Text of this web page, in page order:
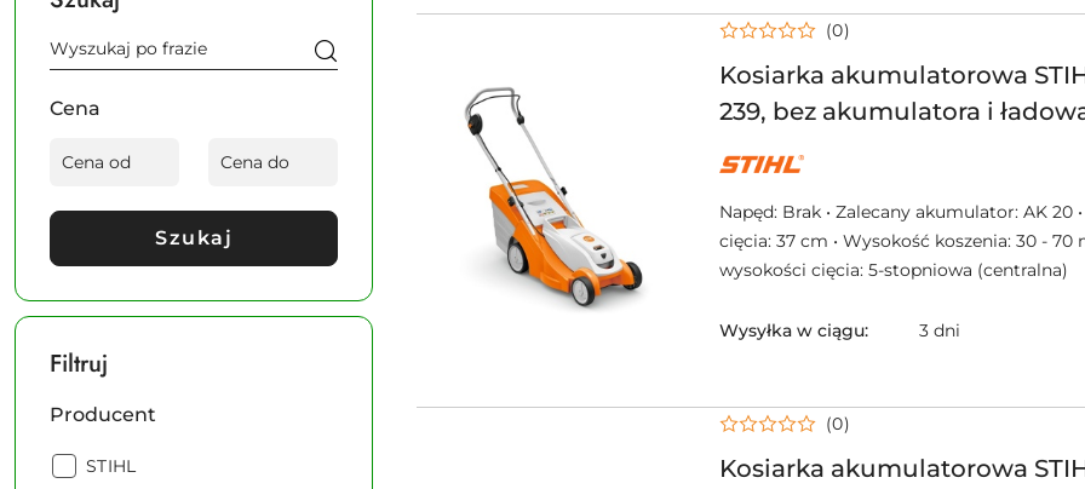
Cena
Szukaj
Filtruj
Producent
Producent:
STIHL
Kosiarka akumulatorowa
239, bez akumulatora i
(0)
NAZWA
PRODUCENTA:
Napęd: Brak • Zalecany akumulator: AK 20
cięcia: 37 cm • Wysokość koszenia: 30 - 70
wysokości cięcia: 5-stopniowa (centralna)
Wysyłka w ciągu: 3 dni
Kosiarka akumulatorowa
(0)